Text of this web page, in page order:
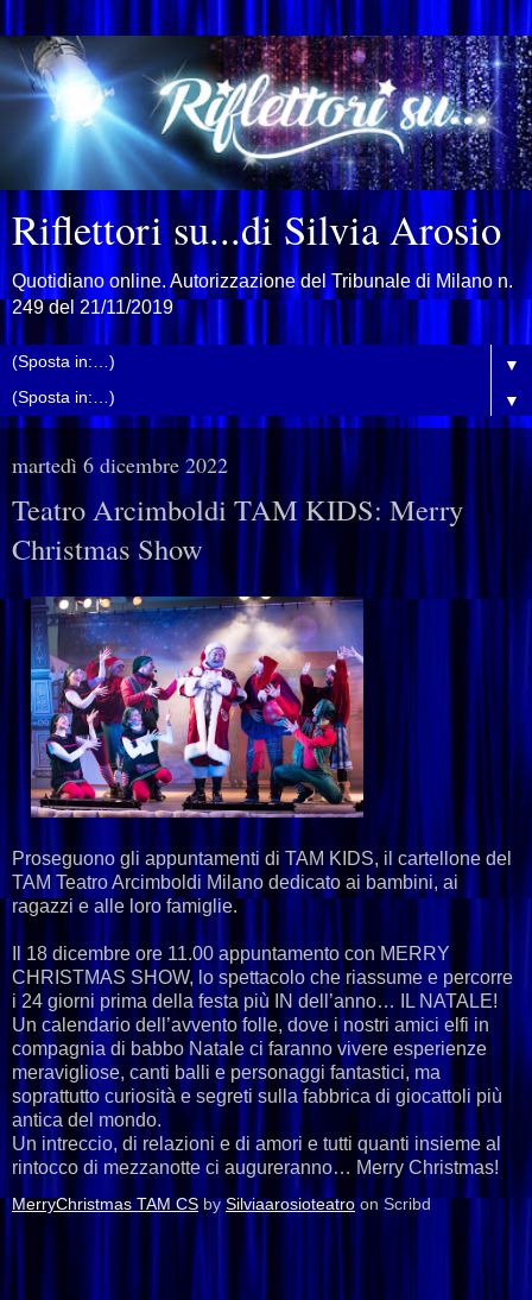
Riflettori su...di Silvia Arosio
Quotidiano online. Autorizzazione del Tribunale di Milano n.
249 del 21/11/2019
▼
▼
martedì 6 dicembre 2022
Teatro Arcimboldi TAM KIDS: Merry
Christmas Show
Proseguono gli appuntamenti di TAM KIDS, il cartellone del
TAM Teatro Arcimboldi Milano dedicato ai bambini, ai
ragazzi e alle loro famiglie.
Il 18 dicembre ore 11.00 appuntamento con MERRY
CHRISTMAS SHOW, lo spettacolo che riassume e percorre
i 24 giorni prima della festa più IN dell’anno… IL NATALE!
Un calendario dell’avvento folle, dove i nostri amici elfi in
compagnia di babbo Natale ci faranno vivere esperienze
meravigliose, canti balli e personaggi fantastici, ma
soprattutto curiosità e segreti sulla fabbrica di giocattoli più
antica del mondo.
Un intreccio, di relazioni e di amori e tutti quanti insieme al
rintocco di mezzanotte ci augureranno… Merry Christmas!
MerryChristmas TAM CSbySilviaarosioteatroon Scribd